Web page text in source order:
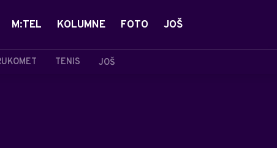
TENIS JOŠ
M:TEL KOLUMNE FOTO JOŠ